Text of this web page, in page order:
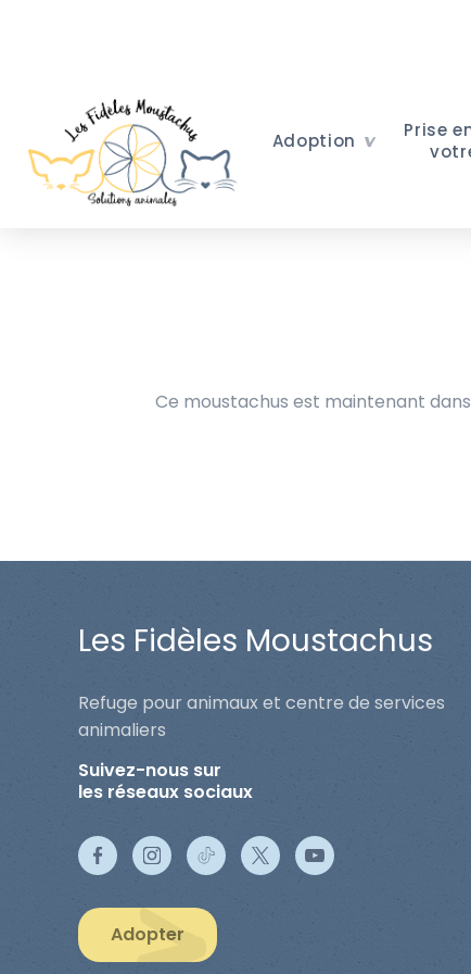
Adoption
Prise
Ce moustachus est maintenant
Les Fidèles Moustachus
Refuge pour animaux et centre de services
animaliers
Suivez-nous sur
les réseaux sociaux
Adopter